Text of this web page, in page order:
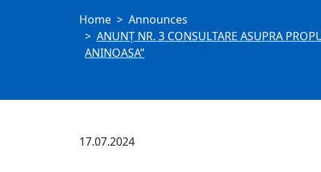
Home
Announces
ANUNȚ NR. 3 CONSULTARE ASUPRA
ANINOASA”
17.07.2024